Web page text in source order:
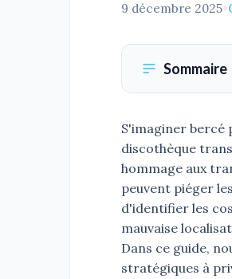
9 décembre 2025•
Sommaire
S'imaginer bercé
discothèque
hommage aux
peuvent piéger
d'identifier les
mauvaise
Dans ce guide,
stratégiques à